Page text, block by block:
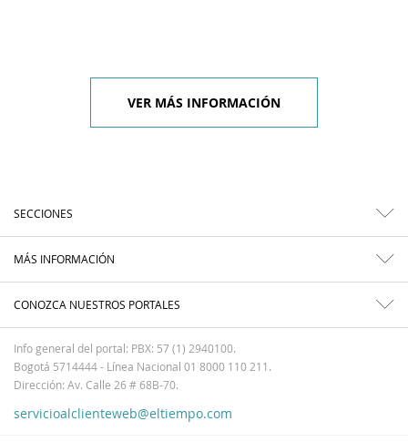
VER MÁS INFORMACIÓN
SECCIONES
MÁS INFORMACIÓN
CONOZCA NUESTROS PORTALES
Info general del portal: PBX: 57 (1) 2940100.
Bogotá 5714444 - Línea Nacional 01 8000 110 211.
Dirección: Av. Calle 26 # 68B-70.
servicioalclienteweb@eltiempo.com